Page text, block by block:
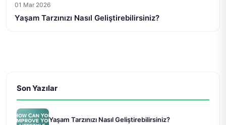
01 Mar 2026
Yaşam Tarzınızı Nasıl Geliştirebilirsiniz?
Son Yazılar
Yaşam Tarzınızı Nasıl Geliştirebilirsiniz?